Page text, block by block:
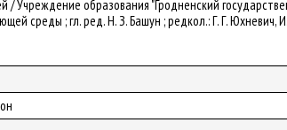
/ Учреждение образования "Гродненский
среды ; гл. ред. Н. З. Башун ; редкол.: Г. Г. Юхневич,